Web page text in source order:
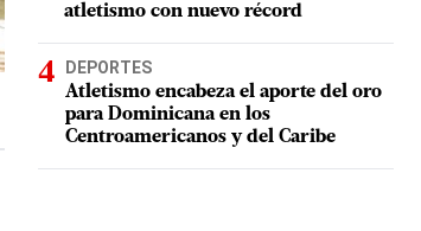
En la enramada también se imparte clases a
)
atletismo con nuevo récord
DEPORTES
Atletismo encabeza el aporte del oro
para Dominicana en los
Centroamericanos y del Caribe